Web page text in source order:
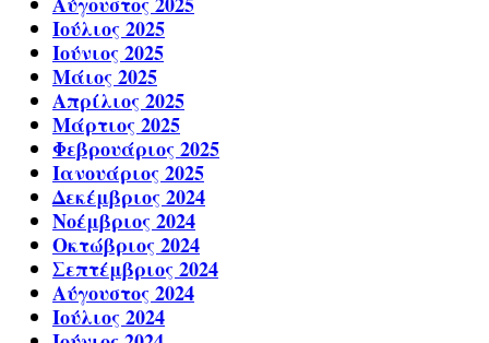
Ιούλιος 2025
Ιούνιος 2025
Μάιος 2025
Απρίλιος 2025
Μάρτιος 2025
Φεβρουάριος 2025
Ιανουάριος 2025
Δεκέμβριος 2024
Νοέμβριος 2024
Οκτώβριος 2024
Σεπτέμβριος 2024
Αύγουστος 2024
Ιούλιος 2024